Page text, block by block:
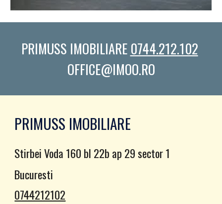
PRIMUSS IMOBILIARE 0744.212.102
OFFICE@IMOO.RO
PRIMUSS IMOBILIARE
Stirbei Voda 160 bl 22b ap 29 sector 1
Bucuresti
0744212102